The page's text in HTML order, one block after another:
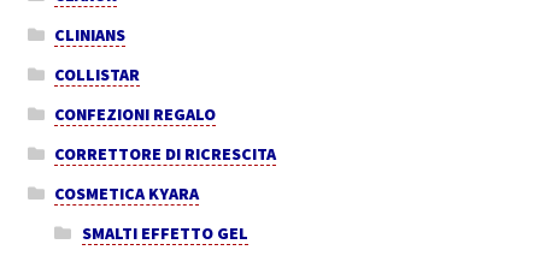
CLINIANS
COLLISTAR
CONFEZIONI REGALO
CORRETTORE DI RICRESCITA
COSMETICA KYARA
SMALTI EFFETTO GEL